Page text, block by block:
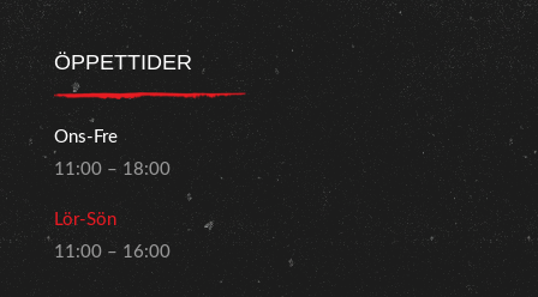
ÖPPETTIDER
Ons-Fre
11:00 – 18:00
Lör-Sön
11:00 – 16:00